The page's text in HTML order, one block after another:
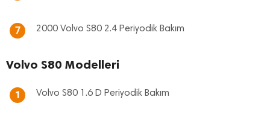
7 2000 Volvo S80 2.4 Periyodik Bakım
Volvo S80 Modelleri
1 Volvo S80 1.6 D Periyodik Bakım